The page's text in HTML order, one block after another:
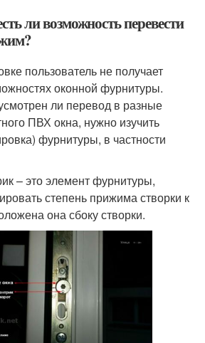
ли возможность перевести
пользователь не получает
оконной фурнитуры.
ли перевод в разные
ПВХ окна, нужно изучить
фурнитуры, в частности
– это элемент фурнитуры,
степень прижима створки к
она сбоку створки.